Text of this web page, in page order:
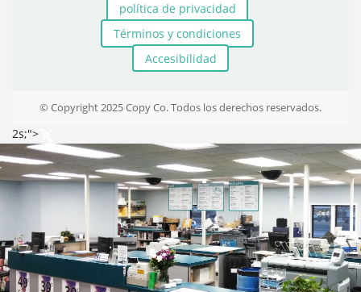
política de privacidad
Términos y condiciones
Accesibilidad
© Copyright 2025 Copy Co. Todos los derechos reservados.
2s;">